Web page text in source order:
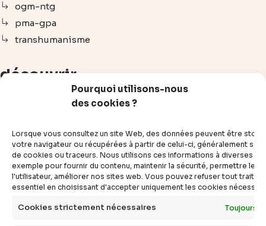
Pourquoi utilisons-nous
des cookies ?
Lorsque vous consultez un site Web, des données peuvent être
votre navigateur ou récupérées à partir de celui-ci, généralement
de cookies ou traceurs. Nous utilisons ces informations à diverses
exemple pour fournir du contenu, maintenir la sécurité, permettre le
l'utilisateur, améliorer nos sites web. Vous pouvez refuser tout
essentiel en choisissant d'accepter uniquement les cookies
Cookies strictement nécessaires Toujours
ogm-ntg
pma-gpa
transhumanisme
découvrir
dossiers
experts
compléments
questions
définitions